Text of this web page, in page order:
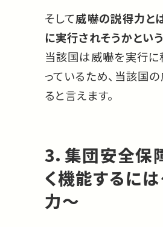
そして威嚇の説得力と
に実行されそうかとい
当該国は威嚇を実行
っているため、当該国
ると言えます。
3．集団安全保
く機能するに
力～